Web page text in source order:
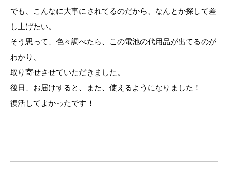
でも、こんなに大事にされてるのだから、なんとか探して差
し上げたい。
そう思って、色々調べたら、この電池の代用品が出てるのが
わかり、
取り寄せさせていただきました。
後日、お届けすると、また、使えるようになりました！
復活してよかったです！